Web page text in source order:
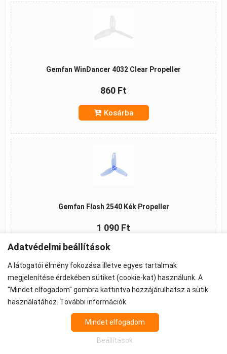
Gemfan WinDancer 4032 Clear Propeller
860 Ft
Kosárba
Gemfan Flash 2540 Kék Propeller
1 090 Ft
Kosárba
©2026 -ÁSZF -Adatkezelés-
Propeller - FPV Alkatrész - FPV felszerelés
Az árak 27% ÁFA-t tartalmaznak.
Adatvédelmi beállítások
A látogatói élmény fokozása illetve egyes tartalmak
megjelenítése érdekében sütiket (cookie-kat) használunk. A
"Mindet elfogadom" gombra kattintva hozzájárulhatsz a sütik
használatához. További információk
Beállítások
Mindet elfogadom